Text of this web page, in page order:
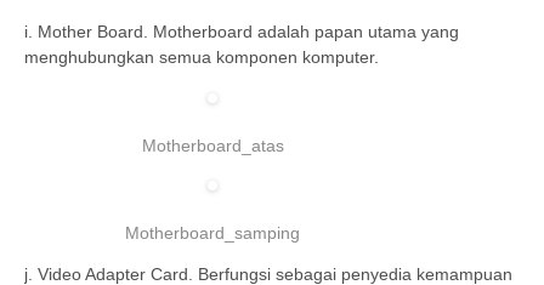
i. Mother Board. Motherboard adalah papan utama yang
menghubungkan semua komponen komputer.
Motherboard_atas
Motherboard_samping
j. Video Adapter Card. Berfungsi sebagai penyedia kemampuan